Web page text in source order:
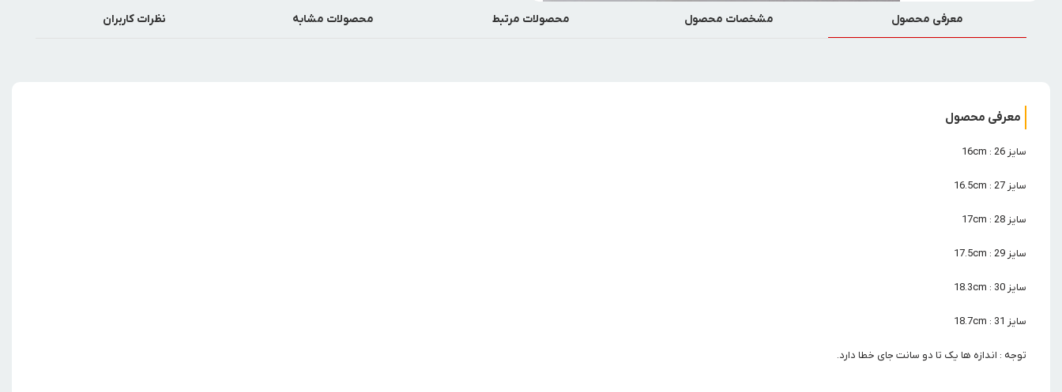
معرفی محصول مشخصات محصول محصولات مرتبط محصولات مشابه نظرات کاربران
معرفی محصول
سایز 26 : 16cm
سایز 27 : 16.5cm
سایز 28 : 17cm
سایز 29 : 17.5cm
سایز 30 : 18.3cm
سایز 31 : 18.7cm
توجه : اندازه ها یک تا دو سانت جای خطا دارد.